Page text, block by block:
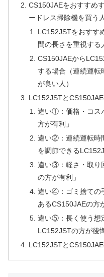
CS150JAEをおすすめ
ードレス掃除機を買う人
LC152JSTをおすす
間の長さを重視する
CS150JAEから
する場合（連続運転
が良い人）
LC152JSTと
違い①：価格・コス
方が有利」
違い②：連続運転時
を調節できる
違い③：軽さ・取り
の方が有利」
違い④：ゴミ捨ての
あるCS150JAEの方
違い⑤：長く使う想
LC152JSTの方が後
LC152JSTと